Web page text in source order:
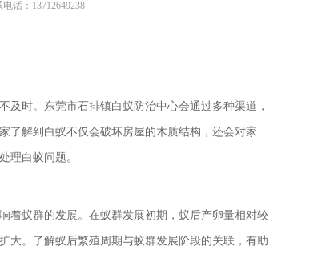
电话：13712649238
时。东莞市石排镇白蚁防治中心会通过多种渠道，
了解到白蚁不仅会破坏房屋的木质结构，还会对家
理白蚁问题。
着蚁群的发展。在蚁群发展初期，蚁后产卵量相对较
大。了解蚁后繁殖周期与蚁群发展阶段的关联，有助